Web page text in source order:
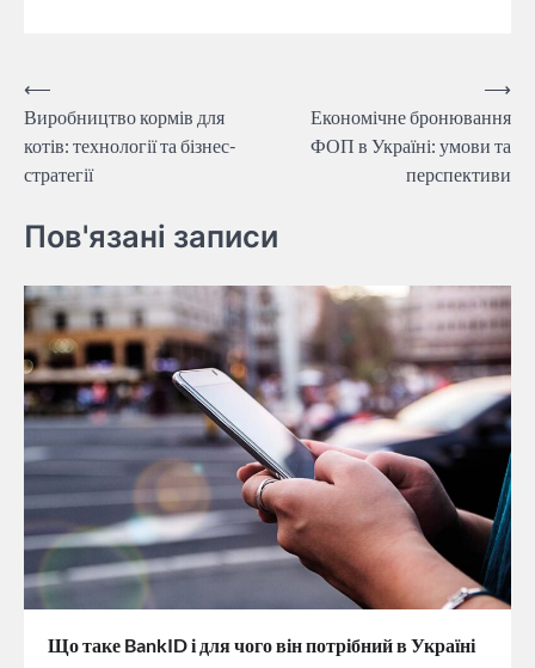
Навігація
записів
⟵
Виробництво кормів для
котів: технології та бізнес-
стратегії
Економічне бронювання
ФОП в Україні: умови та
перспективи
⟶
Пов'язані записи
Що таке BankID і для чого він потрібний в Україні